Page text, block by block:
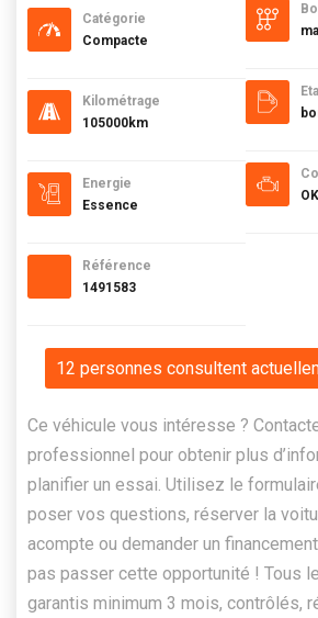
Catégorie
Compacte
Kilométrage
105000km
Energie
Essence
Référence
1491583
OK
12 personnes consultent
Ce véhicule vous intéresse ?
professionnel pour obtenir plus
planifier un essai. Utilisez le
poser vos questions, réserver la
acompte ou demander un
pas passer cette opportunité ! Tous
garantis minimum 3 mois, contrôlés,